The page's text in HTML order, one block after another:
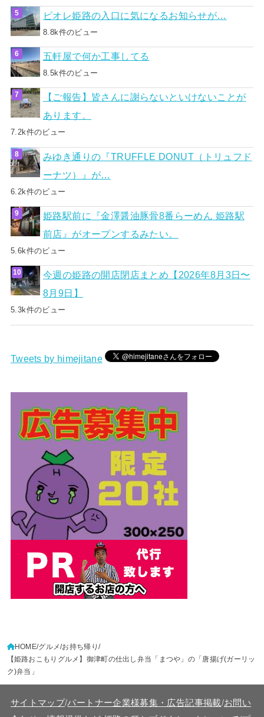
ピオレ姫路の入口に気になるお知らせが…
8.8k件のビュー
五軒屋で何か工事してる
8.5k件のビュー
【ご報告】皆さんに謝らないといけないことが
あります。
7.2k件のビュー
みゆき通りの『TRUFFLE DONUT（トリュフド
ーナツ）』が…
6.2k件のビュー
姫路駅前に『金澤醤油豚骨8番らーめん 姫路駅
前店』がオープンするみたい。
5.6k件のビュー
今週の姫路の開店閉店まとめ【2026年8月3日〜
8月9日】
5.3k件のビュー
Tweets by himejitane
HOME グルメ お持ち帰り
【姫路おこもりグルメ】御津町の仕出し弁当「まつや」の「唐揚げ(ガーリッ
ク)弁当」
サイトマップ/パートナー企業様募集・広告記事掲載/お問い